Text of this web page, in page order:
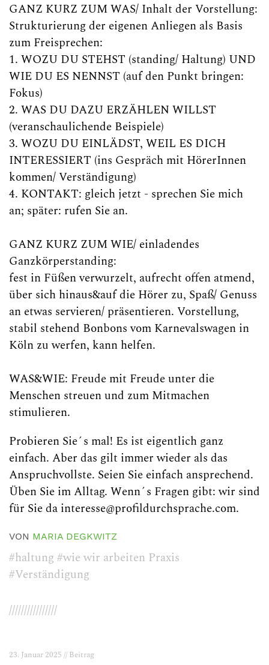
GANZ KURZ ZUM WAS/ Inhalt der Vorstellung:
Strukturierung der eigenen Anliegen als Basis
zum Freisprechen:
1. WOZU DU STEHST (standing/ Haltung) UND
WIE DU ES NENNST (auf den Punkt bringen:
Fokus)
2. WAS DU DAZU ERZÄHLEN WILLST
(veranschaulichende Beispiele)
3. WOZU DU EINLÄDST, WEIL ES DICH
INTERESSIERT (ins Gespräch mit HörerInnen
kommen/ Verständigung)
4. KONTAKT: gleich jetzt - sprechen Sie mich
an; später: rufen Sie an.
GANZ KURZ ZUM WIE/ einladendes
Ganzkörperstanding:
fest in Füßen verwurzelt, aufrecht offen atmend,
über sich hinaus&auf die Hörer zu, Spaß/ Genuss
an etwas servieren/ präsentieren. Vorstellung,
stabil stehend Bonbons vom Karnevalswagen in
Köln zu werfen, kann helfen.
WAS&WIE: Freude mit Freude unter die
Menschen streuen und zum Mitmachen
stimulieren.
Probieren Sie´s mal! Es ist eigentlich ganz
einfach. Aber das gilt immer wieder als das
Anspruchvollste. Seien Sie einfach ansprechend.
Üben Sie im Alltag. Wenn´s Fragen gibt: wir sind
für Sie da interesse@profildurchsprache.com.
VON MARIA DEGKWITZ
#haltung #wie wir arbeiten Praxis
#Verständigung
////////////////
23. Januar 2025 // Beitrag